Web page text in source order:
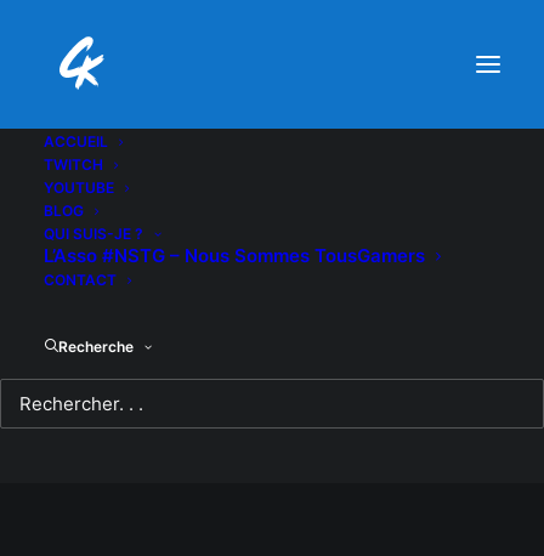
ACCUEIL
TWITCH
YOUTUBE
BLOG
QUI SUIS-JE ?
L’Asso #NSTG – Nous Sommes TousGamers
CONTACT
Recherche